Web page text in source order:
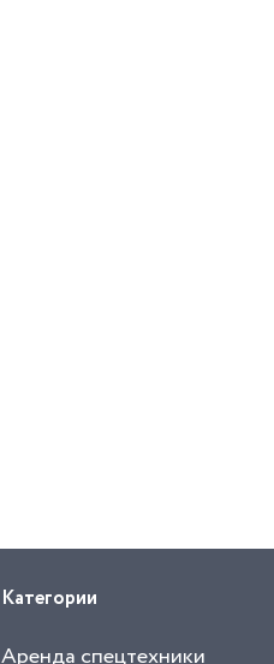
Категории
Аренда спецтехники